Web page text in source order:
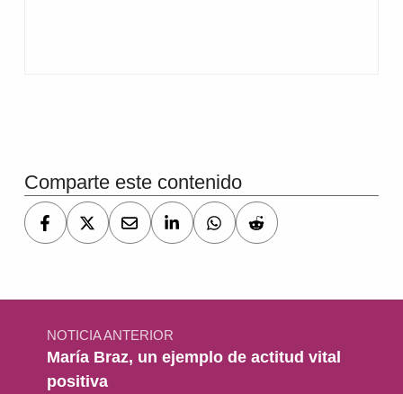
Comparte este contenido
Navegación de entradas
NOTICIA ANTERIOR
María Braz, un ejemplo de actitud vital
positiva